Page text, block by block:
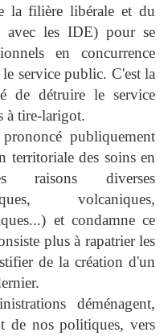
la filière libérale et du
avec les IDE) pour se
en concurrence
service public. C'est la
de détruire le service
à tire-larigot.
publiquement
territoriale des soins en
raisons diverses
volcaniques,
et condamne ce
plus à rapatrier les
de la création d'un
déménagent,
de nos politiques, vers